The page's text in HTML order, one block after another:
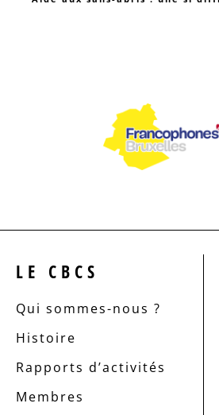
LE CBCS
Qui sommes-nous ?
Histoire
Rapports d’activités
Membres